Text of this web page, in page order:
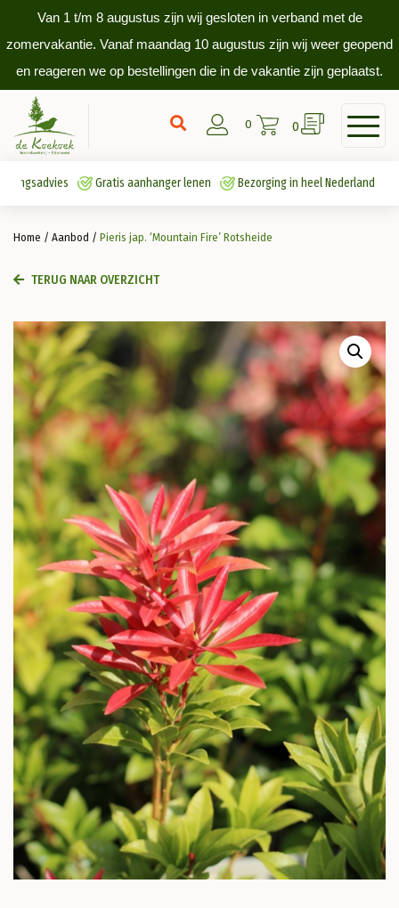
Van 1 t/m 8 augustus zijn wij gesloten in verband met de
zomervakantie. Vanaf maandag 10 augustus zijn wij weer geopend
en reageren we op bestellingen die in de vakantie zijn geplaatst.
0
0
Gratis aanhanger lenen Bezorging in heel Nederland
Home / Aanbod / Pieris jap. ‘Mountain Fire’ Rotsheide
TERUG NAAR OVERZICHT